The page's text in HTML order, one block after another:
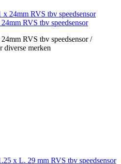
RVS tbv speedsensor
RVS tbv speedsensor /
diverse merken